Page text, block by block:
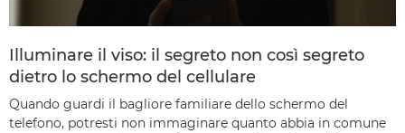
Illuminare il viso: il segreto non così segreto
dietro lo schermo del cellulare
Quando guardi il bagliore familiare dello schermo del
telefono, potresti non immaginare quanto abbia in comune